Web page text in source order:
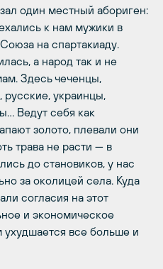
один местный абориген:
к нам мужики в
на спартакиаду.
а народ так и не
Здесь чеченцы,
русские, украинцы,
Ведут себя как
золото, плевали они
трава не расти — в
до становиков, у нас
за околицей села. Куда
согласия на этот
и экономическое
все больше и